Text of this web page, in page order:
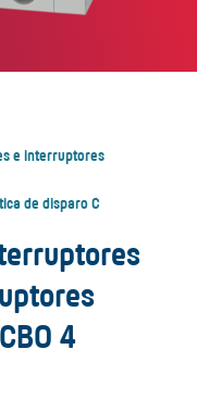
e interruptores
de disparo C
4